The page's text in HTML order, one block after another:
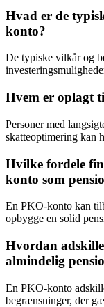
Hvad er de
konto?
De typiske vilkår og
Hvem er oplagt
Personer med
skatteoptimering kan
Hvilke fordele
konto som
En PKO-konto kan
opbygge en solid
Hvordan
almindelig
En PKO-konto
begrænsninger, der